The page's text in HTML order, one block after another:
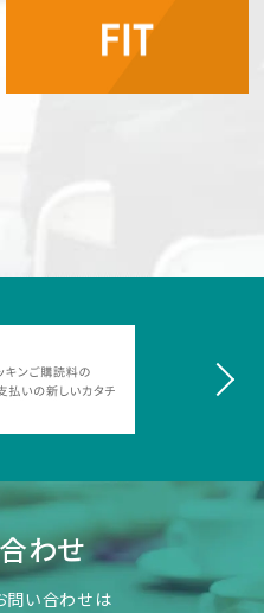
わせ
問い合わせは